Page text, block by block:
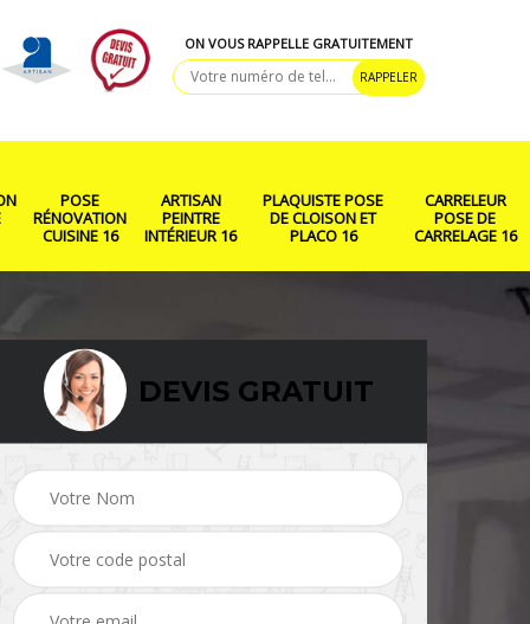
ON VOUS RAPPELLE GRATUITEMENT
POSE
RÉNOVATION
CUISINE 16
ARTISAN
PEINTRE
INTÉRIEUR 16
PLAQUISTE POSE
DE CLOISON ET
PLACO 16
CARRELEUR
POSE DE
CARRELAGE 16
Pose de parquet 16 Rénovation salle de
DEVIS GRATUIT